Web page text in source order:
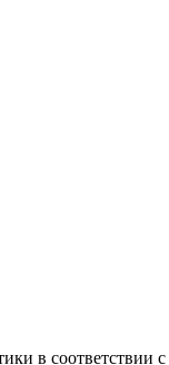
в соответствии с